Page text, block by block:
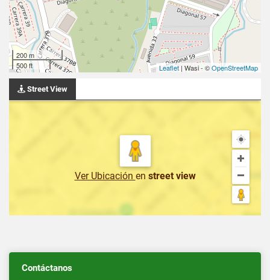
200 m
500 ft
Leaflet| Wasi - ©OpenStreetMap
Street View
Ver Ubicación en street view
Contáctanos